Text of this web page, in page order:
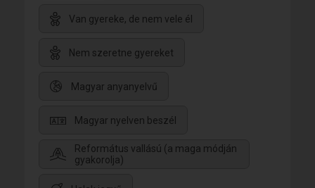
Van gyereke, de nem vele él
Nem szeretne gyereket
Magyar anyanyelvű
Magyar nyelven beszél
Református vallású (a maga módján
gyakorolja)